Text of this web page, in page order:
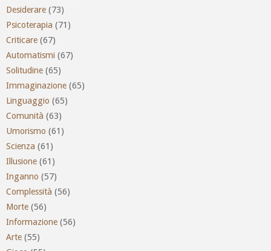
Desiderare (73)
Psicoterapia (71)
Criticare (67)
Automatismi (67)
Solitudine (65)
Immaginazione (65)
Linguaggio (65)
Comunità (63)
Umorismo (61)
Scienza (61)
Illusione (61)
Inganno (57)
Complessità (56)
Morte (56)
Informazione (56)
Arte (55)